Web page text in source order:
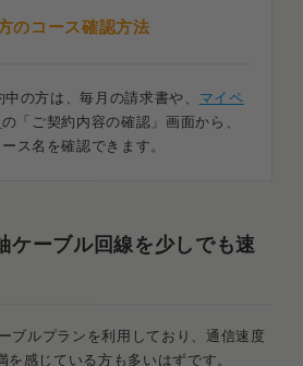
のコース確認方法
の方は、毎月の請求書や、 マイペ
の「ご契約内容の確認」画面から、
ス名を確認できます。
ケーブル回線を少しでも速
ブルプランを利用しており、通信速度
感じている方も多いはずです。